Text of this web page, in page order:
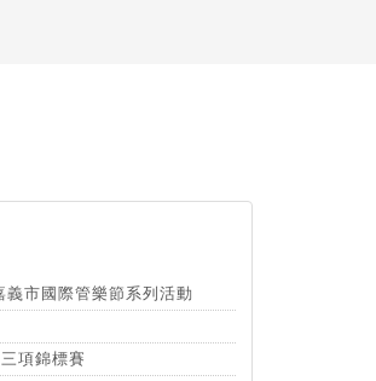
市國際管樂節系列活動
項錦標賽